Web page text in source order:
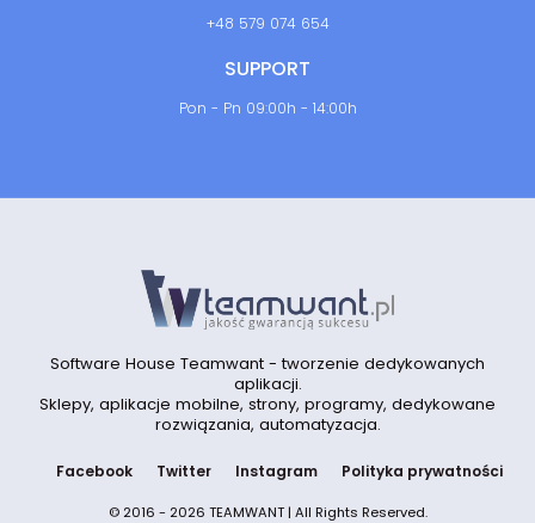
+48 579 074 654
SUPPORT
Pon - Pn 09:00h - 14:00h
Software House Teamwant - tworzenie dedykowanych
aplikacji.
Sklepy, aplikacje mobilne, strony, programy, dedykowane
rozwiązania, automatyzacja.
Facebook Twitter Instagram Polityka prywatności
© 2016 - 2026 TEAMWANT | All Rights Reserved.